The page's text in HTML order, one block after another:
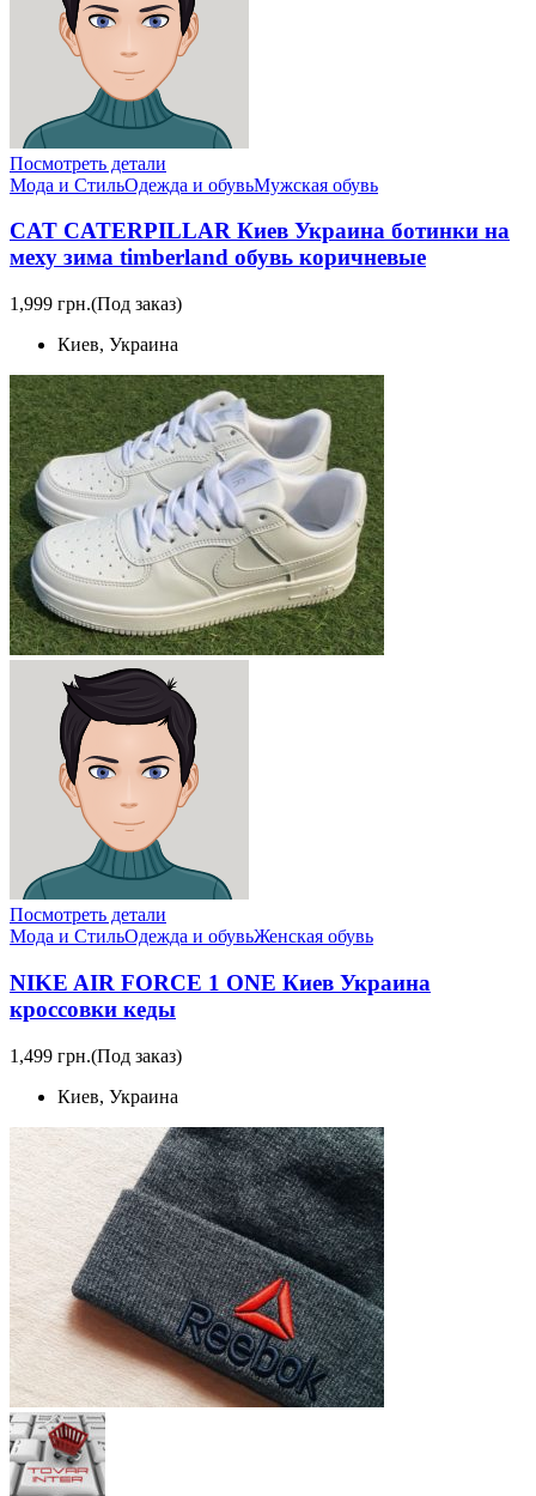
Посмотреть детали
Мода и СтильОдежда и обувьМужская обувь
CAT CATERPILLAR Киев Украина ботинки на
меху зима timberland обувь коричневые
1,999 грн.(Под заказ)
Киев, Украина
Посмотреть детали
Мода и СтильОдежда и обувьЖенская обувь
NIKE AIR FORCE 1 ONE Киев Украина
кроссовки кеды
1,499 грн.(Под заказ)
Киев, Украина